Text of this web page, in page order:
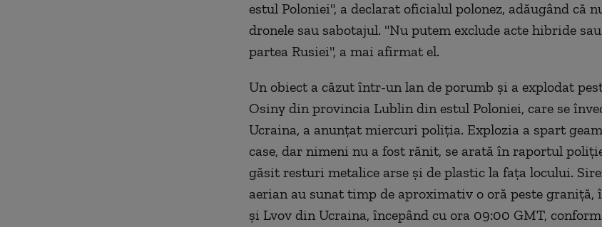
estul Poloniei", a declarat oficialul polonez, adăugând că
dronele sau sabotajul. "Nu putem exclude acte hibride
partea Rusiei", a mai afirmat el.
Un obiect a căzut într-un lan de porumb şi a explodat
Osiny din provincia Lublin din estul Poloniei, care se
Ucraina, a anunţat miercuri poliţia. Explozia a spart
case, dar nimeni nu a fost rănit, se arată în raportul
găsit resturi metalice arse şi de plastic la faţa locului.
aerian au sunat timp de aproximativ o oră peste graniţă,
şi Lvov din Ucraina, începând cu ora 09:00 GMT,